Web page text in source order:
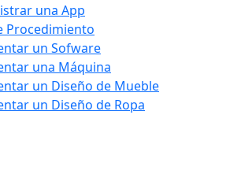
una App
Procedimiento
un Sofware
una Máquina
un Diseño de Mueble
un Diseño de Ropa